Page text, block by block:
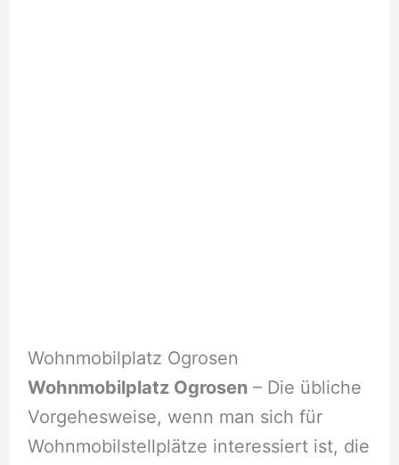
Wohnmobilplatz Ogrosen
Wohnmobilplatz Ogrosen– Die übliche
Vorgehesweise, wenn man sich für
Wohnmobilstellplätze interessiert ist, die